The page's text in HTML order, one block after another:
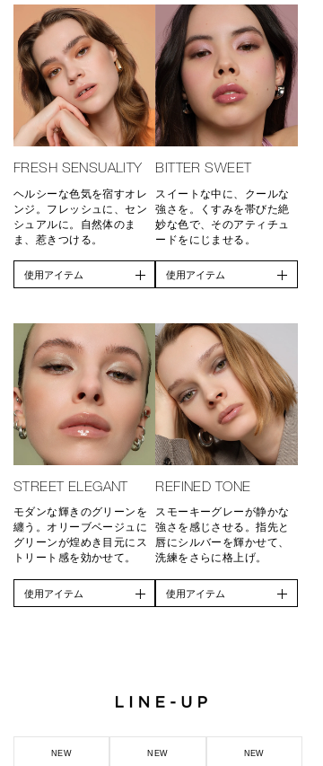
FRESH SENSUALITY
ヘルシーな色気を宿すオレ
ンジ。フレッシュに、セン
シュアルに。自然体のま
ま、惹きつける。
使用アイテム
BITTER SWEET
スイートな中に、クールな
強さを。くすみを帯びた絶
妙な色で、そのアティチュ
ードをにじませる。
使用アイテム
STREET ELEGANT
モダンな輝きのグリーンを
纏う。オリーブベージュに
グリーンが煌めき目元にス
トリート感を効かせて。
使用アイテム
REFINED TONE
スモーキーグレーが静かな
強さを感じさせる。指先と
唇にシルバーを輝かせて、
洗練をさらに格上げ。
使用アイテム
NEW NEW NEW